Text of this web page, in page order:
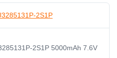
2S1P 5000mAh 7.6V